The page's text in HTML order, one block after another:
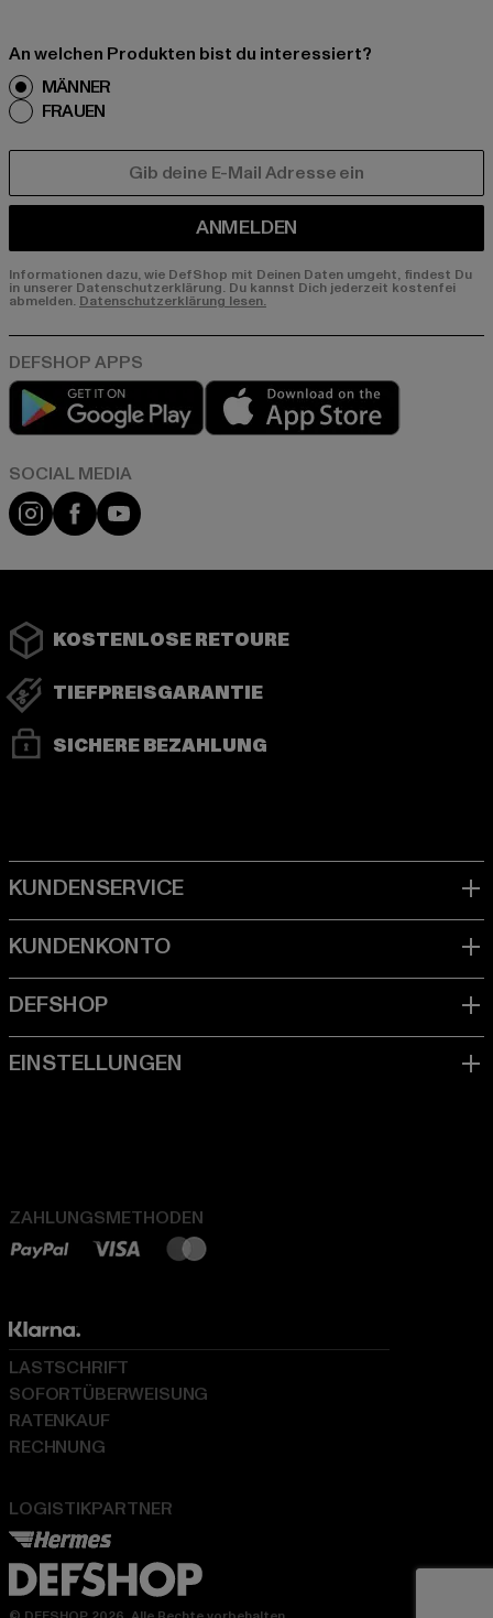
An welchen Produkten bist du interessiert?
MÄNNER
FRAUEN
ANMELDEN
Informationen dazu, wie DefShop mit Deinen Daten umgeht, findest Du
in unserer Datenschutzerklärung. Du kannst Dich jederzeit kostenfei
abmelden. Datenschutzerklärung lesen.
Play market
Instagram
FacebookYouTube
KOSTENLOSE RETOURE
TIEFPREISGARANTIE
SICHERE BEZAHLUNG
ZAHLUNGSMETHODEN
LOGISTIKPARTNER
LASTSCHRIFT
SOFORTÜBERWEISUNG
RATENKAUF
RECHNUNG